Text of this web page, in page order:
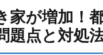
家が増加！
題点と対処